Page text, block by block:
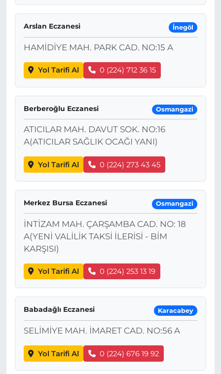
Arslan Eczanesi İnegöl
HAMİDİYE MAH. PARK CAD. NO:15 A
Yol Tarifi Al 0 (224) 712 36 15
Berberoğlu Eczanesi Osmangazi
ATICILAR MAH. DAVUT SOK. NO:16
A(ATICILAR SAĞLIK OCAĞI YANI)
Yol Tarifi Al 0 (224) 273 43 45
Merkez Bursa Eczanesi Osmangazi
İNTİZAM MAH. ÇARŞAMBA CAD. NO: 18
A(YENİ VALİLİK TAKSİ İLERİSİ - BİM
KARŞISI)
Yol Tarifi Al 0 (224) 253 13 19
Babadağlı Eczanesi Karacabey
SELİMİYE MAH. İMARET CAD. NO:56 A
Yol Tarifi Al 0 (224) 676 19 92